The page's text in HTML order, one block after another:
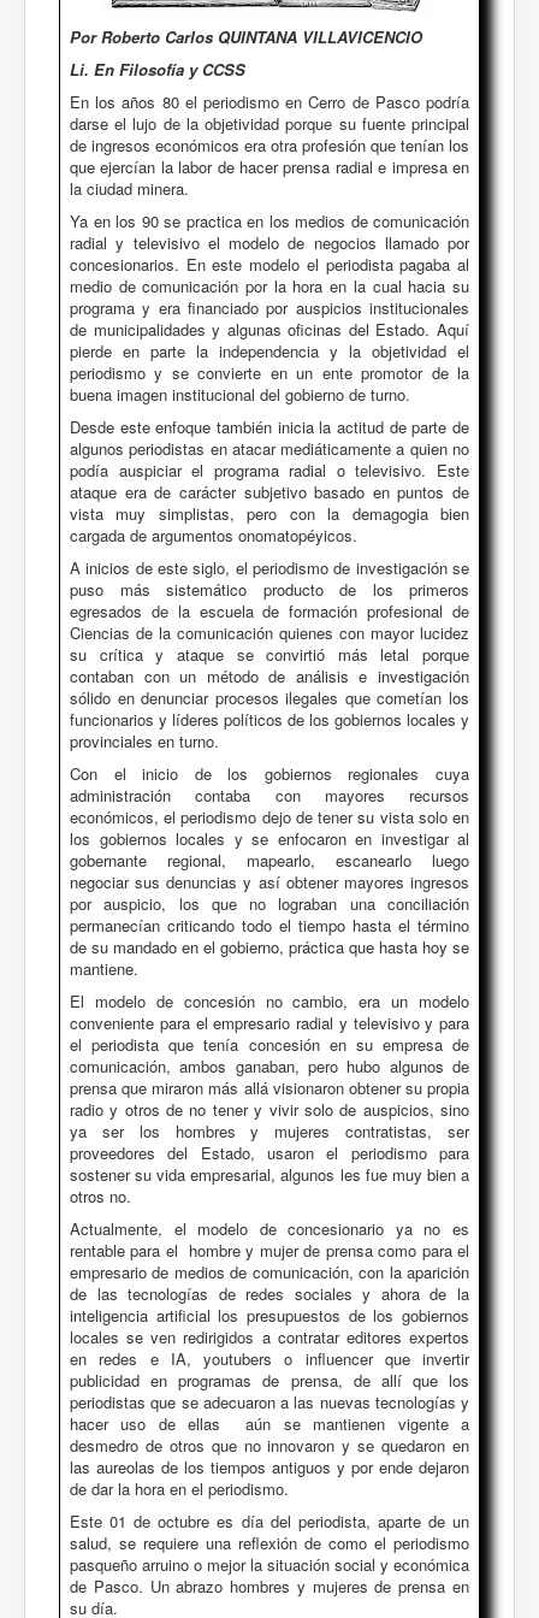
Por Roberto Carlos QUINTANA VILLAVICENCIO
Li. En Filosofía y CCSS
En los años 80 el periodismo en Cerro de Pasco podría
darse el lujo de la objetividad porque su fuente principal
de ingresos económicos era otra profesión que tenían los
que ejercían la labor de hacer prensa radial e impresa en
la ciudad minera.
Ya en los 90 se practica en los medios de comunicación
radial y televisivo el modelo de negocios llamado por
concesionarios. En este modelo el periodista pagaba al
medio de comunicación por la hora en la cual hacia su
programa y era financiado por auspicios institucionales
de municipalidades y algunas oficinas del Estado. Aquí
pierde en parte la independencia y la objetividad el
periodismo y se convierte en un ente promotor de la
buena imagen institucional del gobierno de turno.
Desde este enfoque también inicia la actitud de parte de
algunos periodistas en atacar mediáticamente a quien no
podía auspiciar el programa radial o televisivo. Este
ataque era de carácter subjetivo basado en puntos de
vista muy simplistas, pero con la demagogia bien
cargada de argumentos onomatopéyicos.
A inicios de este siglo, el periodismo de investigación se
puso más sistemático producto de los primeros
egresados de la escuela de formación profesional de
Ciencias de la comunicación quienes con mayor lucidez
su crítica y ataque se convirtió más letal porque
contaban con un método de análisis e investigación
sólido en denunciar procesos ilegales que cometían los
funcionarios y líderes políticos de los gobiernos locales y
provinciales en turno.
Con el inicio de los gobiernos regionales cuya
administración contaba con mayores recursos
económicos, el periodismo dejo de tener su vista solo en
los gobiernos locales y se enfocaron en investigar al
gobernante regional, mapearlo, escanearlo luego
negociar sus denuncias y así obtener mayores ingresos
por auspicio, los que no lograban una conciliación
permanecían criticando todo el tiempo hasta el término
de su mandado en el gobierno, práctica que hasta hoy se
mantiene.
El modelo de concesión no cambio, era un modelo
conveniente para el empresario radial y televisivo y para
el periodista que tenía concesión en su empresa de
comunicación, ambos ganaban, pero hubo algunos de
prensa que miraron más allá visionaron obtener su propia
radio y otros de no tener y vivir solo de auspicios, sino
ya ser los hombres y mujeres contratistas, ser
proveedores del Estado, usaron el periodismo para
sostener su vida empresarial, algunos les fue muy bien a
otros no.
Actualmente, el modelo de concesionario ya no es
rentable para el hombre y mujer de prensa como para el
empresario de medios de comunicación, con la aparición
de las tecnologías de redes sociales y ahora de la
inteligencia artificial los presupuestos de los gobiernos
locales se ven redirigidos a contratar editores expertos
en redes e IA, youtubers o influencer que invertir
publicidad en programas de prensa, de allí que los
periodistas que se adecuaron a las nuevas tecnologías y
hacer uso de ellas aún se mantienen vigente a
desmedro de otros que no innovaron y se quedaron en
las aureolas de los tiempos antiguos y por ende dejaron
de dar la hora en el periodismo.
Este 01 de octubre es día del periodista, aparte de un
salud, se requiere una reflexión de como el periodismo
pasqueño arruino o mejor la situación social y económica
de Pasco. Un abrazo hombres y mujeres de prensa en
su día.